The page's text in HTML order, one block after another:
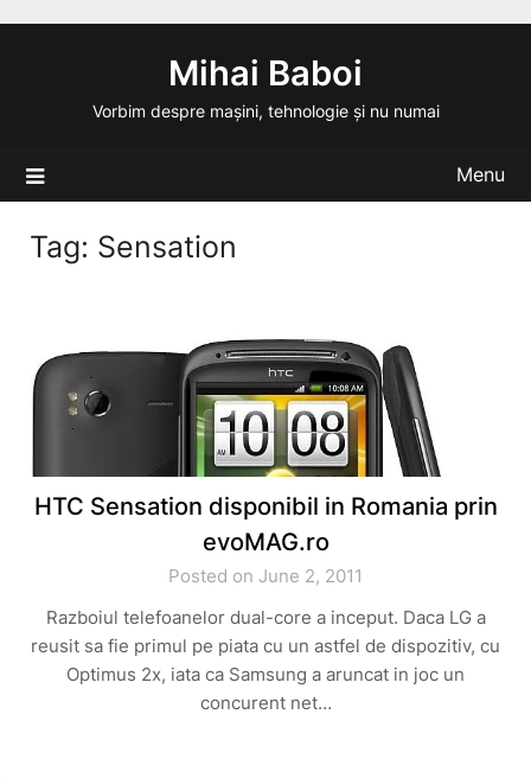
Mihai Baboi
Vorbim despre mașini, tehnologie și nu numai
Menu
Tag: Sensation
HTC Sensation disponibil in Romania prin
evoMAG.ro
Posted on June 2, 2011
Razboiul telefoanelor dual-core a inceput. Daca LG a
reusit sa fie primul pe piata cu un astfel de dispozitiv, cu
Optimus 2x, iata ca Samsung a aruncat in joc un
concurent net…